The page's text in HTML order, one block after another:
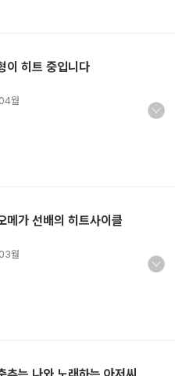
히트 중입니다
월
가 선배의 히트사이클
월